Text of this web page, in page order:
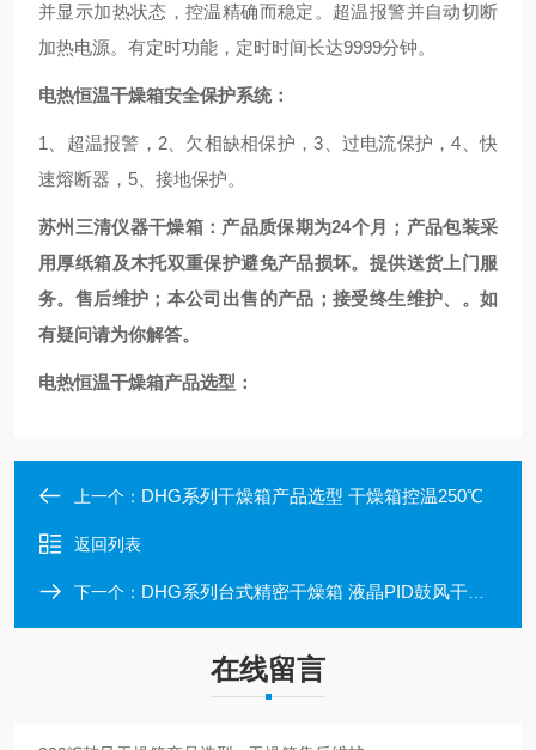
并显示加热状态，控温精确而稳定。超温报警并自动切断
加热电源。有定时功能，定时时间长达9999分钟。
电热恒温干燥箱安全保护系统：
1、超温报警，2、欠相缺相保护，3、过电流保护，4、快
速熔断器，5、接地保护。
苏州三清仪器干燥箱：产品质保期为24个月；产品包装采
用厚纸箱及木托双重保护避免产品损坏。提供送货上门服
务。售后维护；本公司出售的产品；接受终生维护、。如
有疑问请为你解答。
电热恒温干燥箱产品选型：
上一个： DHG系列干燥箱产品选型 干燥箱控温250℃
返回列表
下一个： DHG系列台式精密干燥箱 液晶PID鼓风干燥箱 250度
在线留言